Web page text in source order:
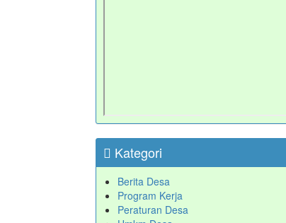
Kategori
Berita Desa
Program Kerja
Peraturan Desa